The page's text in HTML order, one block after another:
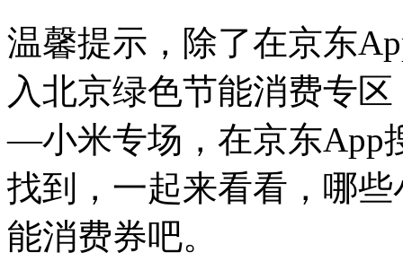
温馨提示，除了在京东
入北京绿色节能消费专
—小米专场，在京东App
找到，一起来看看，哪
能消费券吧。